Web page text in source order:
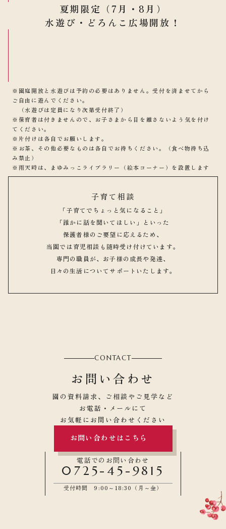
夏期限定（7月・8月）
水遊び・どろんこ広場開放！
※園庭開放と水遊びは予約の必要はありません。受付を済ませてから
ご自由に遊んでください。
（水遊びは定員になり次第受付終了）
※保育者は付きませんので、お子さまから目を離さないよう気を付け
てください。
※片付けは各自でお願いします。
※お茶、その他必要なものは各自でお持ちください。（食べ物持ち込
み禁止）
※雨天時は、まゆみっこライブラリー（絵本コーナー）を設置します
子育て相談
「子育てでちょっと気になること」
「誰かに話を聞いてほしい」といった
保護者様のご要望に応えるため、
当園では育児相談も随時受け付けています。
専門の職員が、お子様の成長や発達、
日々の生活についてサポートいたします。
CONTACT
お問い合わせ
園の資料請求、ご相談やご見学など
お電話・メールにて
お気軽にお問い合わせください
お問い合わせはこちら
電話でのお問い合わせ
0725-45-9815
受付時間 9:00～18:30（月～金）